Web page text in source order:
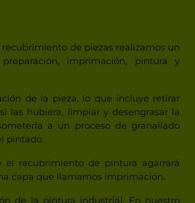
de piezas realizamos un
imprimación, pintura y
de la pieza, lo que incluye retirar
las hubiera, limpiar y desengrasar la
a un proceso de granallado
pintado.
el recubrimiento de pintura agarrará
capa que llamamos imprimación.
de la pintura industrial. En nuestro